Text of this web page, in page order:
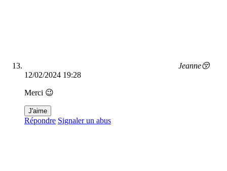
Jeanne😚
12/02/2024 19:28
Merci 😉
J'aime
Répondre Signaler un abus